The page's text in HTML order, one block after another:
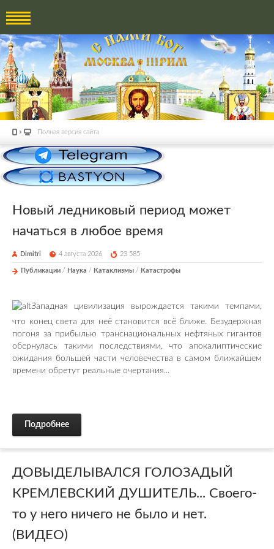
Полная версия сайта
Новый ледниковый период может
начаться в любое время
Dimitri 4 августа 2026 23 585
Публикации / Наука / Катаклизмы / Катастрофы
Западная цивилизация вырождается такими темпами,
что конец света для неё становится всё ближе. Безудержная
погоня за прибылью транснациональных нефтяных гигантов
обернулась такими последствиями, что апокалиптические
ожидания большей части человечества в самом ближайшем
времени обретут реальные очертания...
Подробнее
ДОВЫДЕЛЫВАЛСЯ ГОЛОЗАДЫЙ
КРЕМЛЕВСКИЙ ДУШИТЕЛЬ... Своего-
то у него ничего не было и нет.
(ВИДЕО)